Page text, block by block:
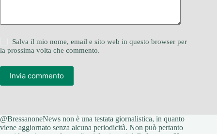
Salva il mio nome, email e sito web in questo browser per
la prossima volta che commento.
Invia commento
@BressanoneNews non è una testata giornalistica, in quanto
viene aggiornato senza alcuna periodicità. Non può pertanto